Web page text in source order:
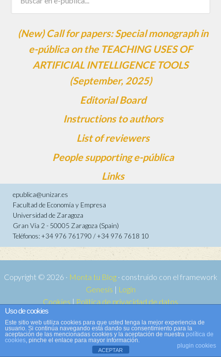
(New) Call for papers: Special monograph in
e-pública on the TEACHING USES OF
ARTIFICIAL INTELLIGENCE TOOLS
(September, 2025)
Editorial Board
Instructions to authors
List of reviewers
People supporting e-pública
Links
epublica@unizar.es
Facultad de Economía y Empresa
Universidad de Zaragoza
Gran Vía 2 - 50005 Zaragoza (Spain)
Teléfonos: +34 976 761790 / +34 976 7618 10
Copyright © 2026 · Monta tu Blog· construido con el framework
Genesis | Login
Cookies | Política de privacidad de datos
Copyright © 2026 ·
WordPress·Log in
Uso de cookies
Este sitio web utiliza cookies para que usted tenga la mejor experiencia de
usuario. Si continúa navegando está dando su consentimiento para la
aceptación de las mencionadas cookies y la aceptación de nuestra política de
cookies, pinche el enlace para mayor información.
plugin cookies
ACEPTAR